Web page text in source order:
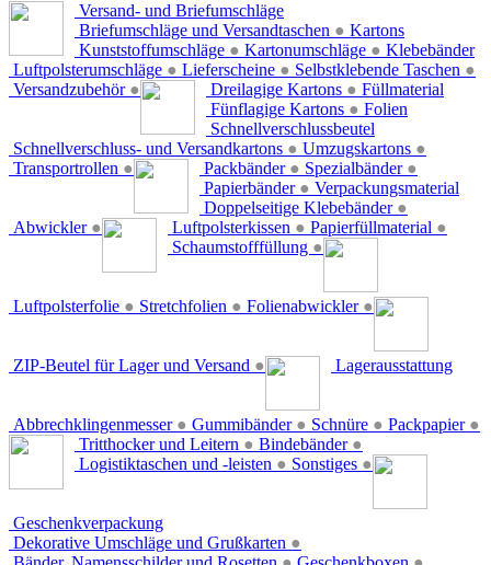
Versand- und Briefumschläge
Briefumschläge und Versandtaschen ●
Kunststoffumschläge ● Kartonumschläge ●
Luftpolsterumschläge ● Lieferscheine ● Selbstklebende Taschen ●
Versandzubehör ●
Kartons
Dreilagige Kartons ●
Fünflagige Kartons ●
Schnellverschluss- und Versandkartons ● Umzugskartons ●
Transportrollen ●
Klebebänder
Packbänder ● Spezialbänder ●
Papierbänder ●
Doppelseitige Klebebänder ●
Abwickler ●
Füllmaterial
Luftpolsterkissen ● Papierfüllmaterial ●
Schaumstofffüllung ●
Folien
Luftpolsterfolie ● Stretchfolien ● Folienabwickler ●
Schnellverschlussbeutel
ZIP-Beutel für Lager und Versand ●
Verpackungsmaterial
Abbrechklingenmesser ● Gummibänder ● Schnüre ● Packpapier ●
Lagerausstattung
Tritthocker und Leitern ● Bindebänder ●
Logistiktaschen und -leisten ● Sonstiges ●
Geschenkverpackung
Dekorative Umschläge und Grußkarten ●